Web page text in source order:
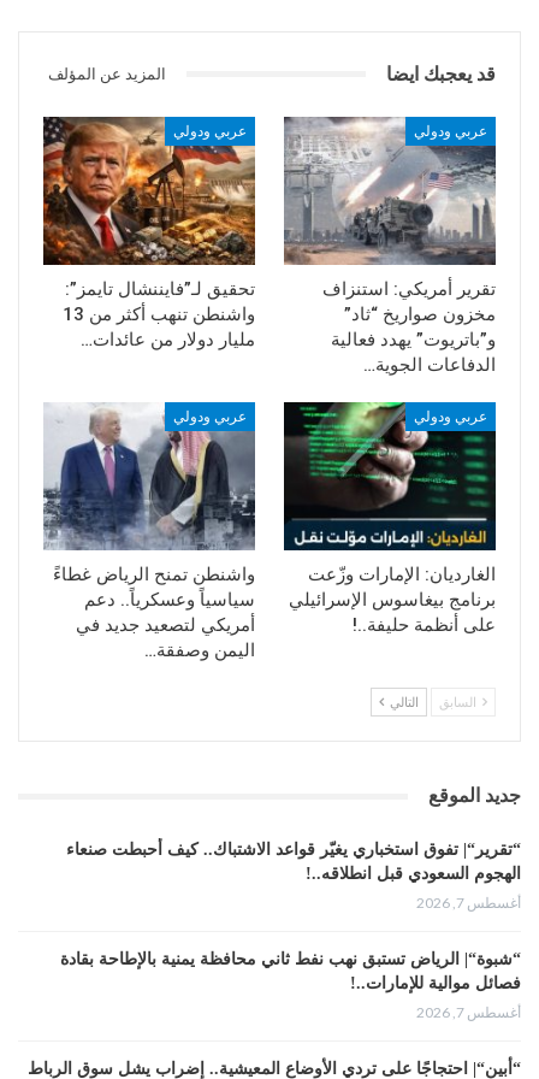
قد يعجبك ايضا المزيد عن المؤلف
عربي ودولي
تقرير أمريكي: استنزاف
مخزون صواريخ “ثاد”
و”باتريوت” يهدد فعالية
الدفاعات الجوية…
عربي ودولي
تحقيق لـ”فايننشال تايمز”:
واشنطن تنهب أكثر من 13
مليار دولار من عائدات…
عربي ودولي
الغارديان: الإمارات وزّعت
برنامج بيغاسوس الإسرائيلي
على أنظمة حليفة..!
عربي ودولي
واشنطن تمنح الرياض غطاءً
سياسياً وعسكرياً.. دعم
أمريكي لتصعيد جديد في
اليمن وصفقة…
السابق التالي
جديد الموقع
“تقرير“| تفوق استخباري يغيّر قواعد الاشتباك.. كيف أحبطت صنعاء
الهجوم السعودي قبل انطلاقه..!
أغسطس 7, 2026
“شبوة“| الرياض تستبق نهب نفط ثاني محافظة يمنية بالإطاحة بقادة
فصائل موالية للإمارات..!
أغسطس 7, 2026
“أبين“| احتجاجًا على تردي الأوضاع المعيشية.. إضراب يشل سوق الرباط